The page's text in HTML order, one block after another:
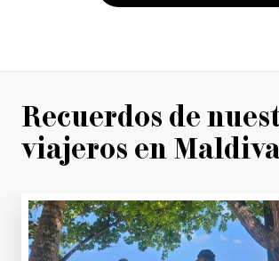
Recuerdos de
viajeros en